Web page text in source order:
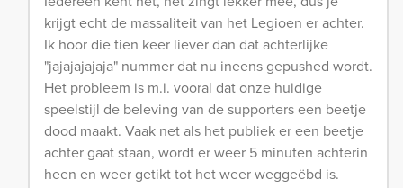
krijgt echt de massaliteit van het Legioen er achter.
Ik hoor die tien keer liever dan dat achterlijke
"jajajajajaja" nummer dat nu ineens gepushed wordt.
Het probleem is m.i. vooral dat onze huidige
speelstijl de beleving van de supporters een beetje
dood maakt. Vaak net als het publiek er een beetje
achter gaat staan, wordt er weer 5 minuten achterin
heen en weer getikt tot het weer weggeëbd is.